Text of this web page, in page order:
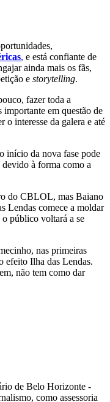
, e está confiante de
ainda mais os fãs,
e storytelling.
fazer toda a
em questão de
o interesse da galera e até
início da nova fase pode
devido à forma como a
do CBLOL, mas Baiano
Lendas comece a moldar
público voltará a se
nas primeiras
efeito Ilha das Lendas.
não tem como dar
de Belo Horizonte -
como assessoria